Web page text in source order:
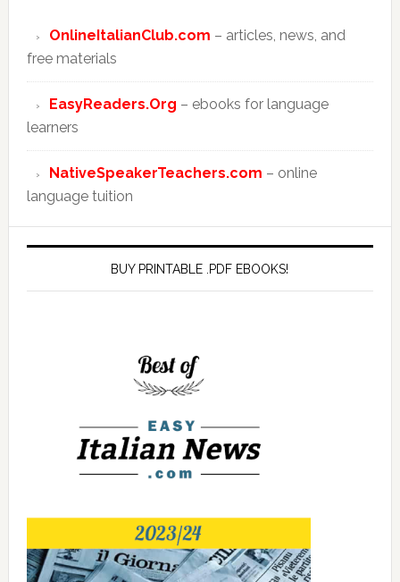
OnlineItalianClub.com – articles, news, and
free materials
EasyReaders.Org – ebooks for language
learners
NativeSpeakerTeachers.com – online
language tuition
BUY PRINTABLE .PDF EBOOKS!